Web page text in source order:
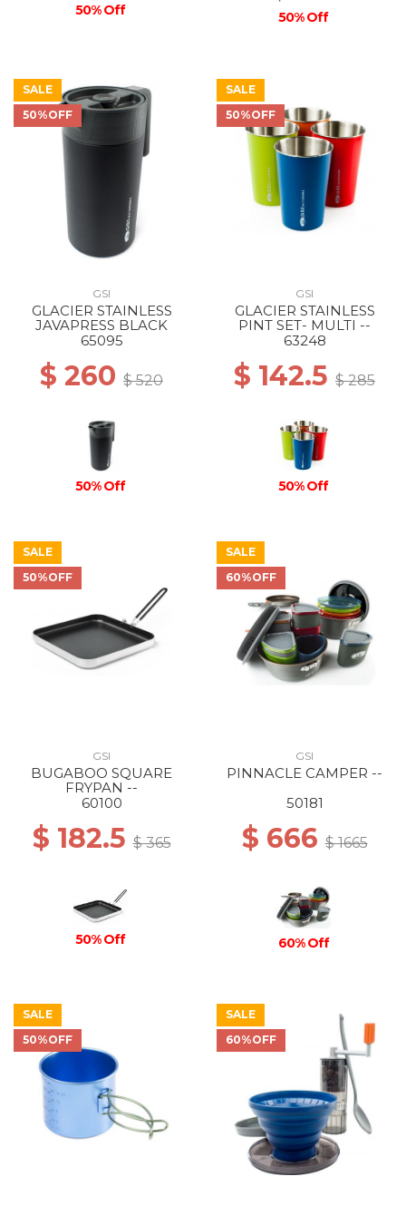
50% Off 50% Off
SALE
50%OFF
GSI
GLACIER STAINLESS
JAVAPRESS BLACK
65095
$ 260 $ 520
50% Off
SALE
50%OFF
GSI
GLACIER STAINLESS
PINT SET- MULTI --
63248
$ 142.5 $ 285
50% Off
SALE
50%OFF
GSI
BUGABOO SQUARE
FRYPAN --
60100
$ 182.5$ 365
50% Off
SALE
60%OFF
GSI
PINNACLE CAMPER --
50181
$ 666$ 1665
60% Off
SALE
50%OFF
SALE
60%OFF